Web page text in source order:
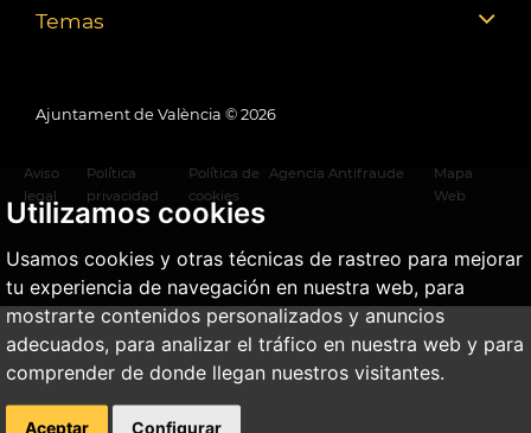
Utilizamos cookies
Usamos cookies y otras técnicas de rastreo para mejorar
tu experiencia de navegación en nuestra web, para
mostrarte contenidos personalizados y anuncios
adecuados, para analizar el tráfico en nuestra web y para
comprender de donde llegan nuestros visitantes.
Aceptar Configurar
Temas
Ajuntament de València © 2026
Aviso
legal
Política
privacidad
Política de
cookies
Agencia Antifraude
Mapa
Web